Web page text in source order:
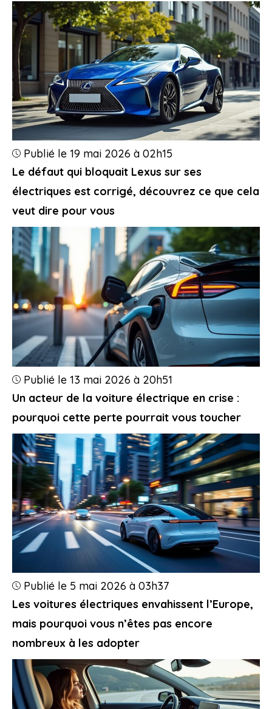
Le défaut qui bloquait Lexus sur ses
électriques est corrigé, découvrez ce que cela
veut dire pour vous
Publié le 19 mai 2026 à 02h15
Un acteur de la voiture électrique en crise :
pourquoi cette perte pourrait vous toucher
Publié le 13 mai 2026 à 20h51
Les voitures électriques envahissent l’Europe,
mais pourquoi vous n’êtes pas encore
nombreux à les adopter
Publié le 5 mai 2026 à 03h37